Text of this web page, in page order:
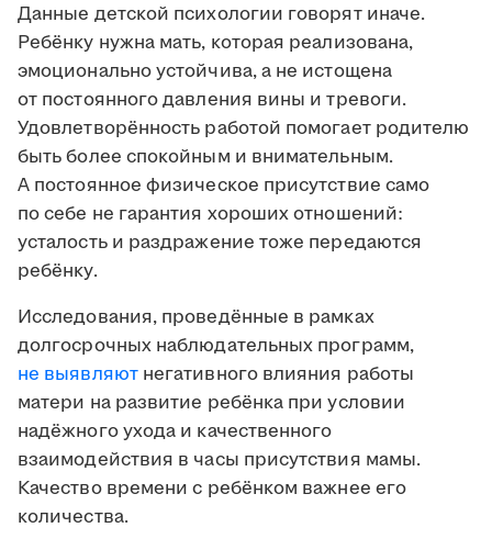
Данные детской психологии говорят иначе.
Ребёнку нужна мать, которая реализована,
эмоционально устойчива, а не истощена
от постоянного давления вины и тревоги.
Удовлетворённость работой помогает родителю
быть более спокойным и внимательным.
А постоянное физическое присутствие само
по себе не гарантия хороших отношений:
усталость и раздражение тоже передаются
ребёнку.
Исследования, проведённые в рамках
долгосрочных наблюдательных программ,
не выявляютнегативного влияния работы
матери на развитие ребёнка при условии
надёжного ухода и качественного
взаимодействия в часы присутствия мамы.
Качество времени с ребёнком важнее его
количества.